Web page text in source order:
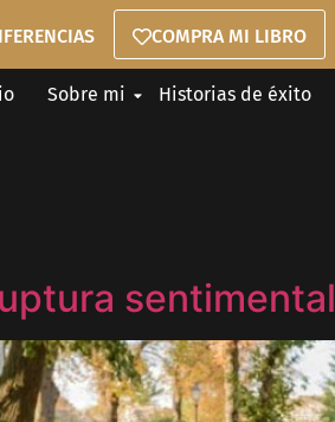
COMPRA MI LIBRO
Sobre mi Historias de éxito
sentimental